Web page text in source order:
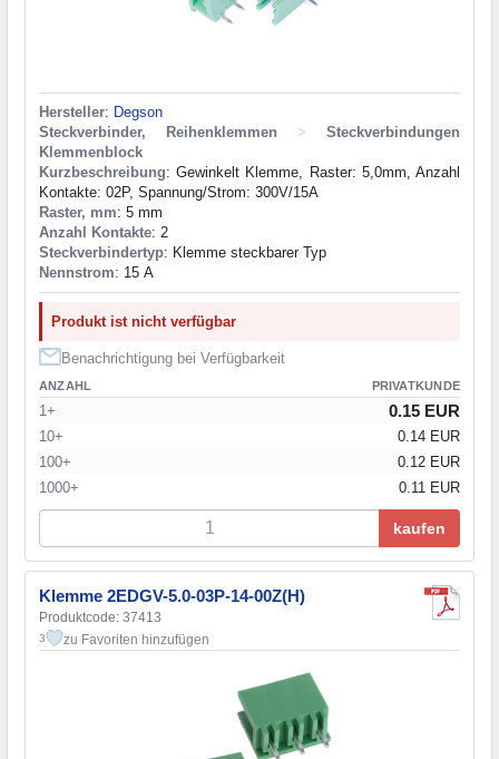
Hersteller: Degson
Steckverbinder, Reihenklemmen
>
Steckverbindungen
Klemmenblock
Kurzbeschreibung: Gewinkelt Klemme, Raster: 5,0mm, Anzahl
Kontakte: 02P, Spannung/Strom: 300V/15A
Raster, mm: 5 mm
Anzahl Kontakte: 2
Steckverbindertyp: Klemme steckbarer Typ
Nennstrom: 15 А
Produkt ist nicht verfügbar
Benachrichtigung bei Verfügbarkeit
ANZAHL PRIVATKUNDE
1+ 0.15 EUR
10+
0.14 EUR
100+
0.12 EUR
1000+
0.11 EUR
kaufen
Klemme 2EDGV-5.0-03P-14-00Z(H)
Produktcode: 37413
3 zu Favoriten hinzufügen